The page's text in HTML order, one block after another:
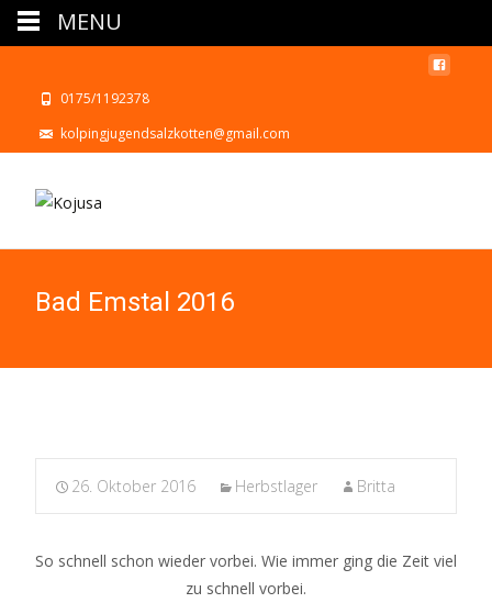
0175/1192378
kolpingjugendsalzkotten@gmail.com
Bad Emstal 2016
26. Oktober 2016 Herbstlager Britta
So schnell schon wieder vorbei. Wie immer ging die Zeit viel
zu schnell vorbei.
MENU